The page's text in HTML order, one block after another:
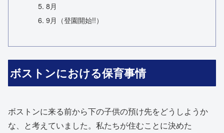
8月
9月（登園開始!!）
ボストンにおける保育事情
ボストンに来る前から下の子供の預け先をどうしようか
な、と考えていました。私たちが住むことに決めた